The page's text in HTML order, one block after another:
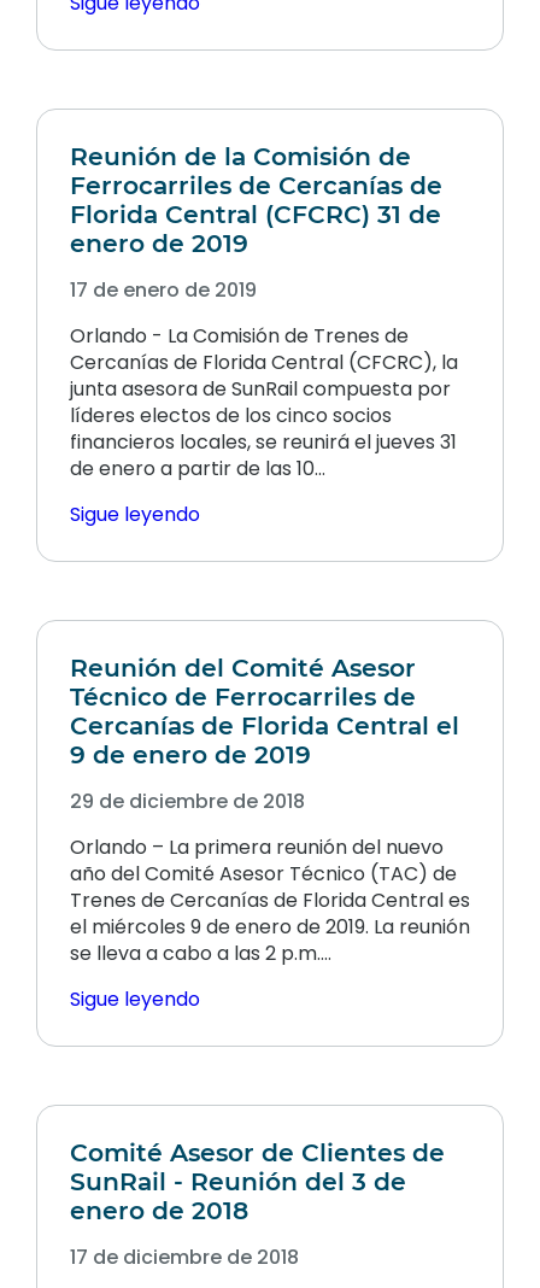
Reunión de la Comisión de
Ferrocarriles de Cercanías de
Florida Central (CFCRC) 31 de
enero de 2019
17 de enero de 2019
Orlando - La Comisión de Trenes de
Cercanías de Florida Central (CFCRC), la
junta asesora de SunRail compuesta por
líderes electos de los cinco socios
financieros locales, se reunirá el jueves 31
de enero a partir de las 10...
Sigue leyendo
Reunión del Comité Asesor
Técnico de Ferrocarriles de
Cercanías de Florida Central el
9 de enero de 2019
29 de diciembre de 2018
Orlando – La primera reunión del nuevo
año del Comité Asesor Técnico (TAC) de
Trenes de Cercanías de Florida Central es
el miércoles 9 de enero de 2019. La reunión
se lleva a cabo a las 2 p.m.…
Sigue leyendo
Comité Asesor de Clientes de
SunRail - Reunión del 3 de
enero de 2018
17 de diciembre de 2018